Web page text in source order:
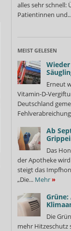
alles sehr schnell:
Patientinnen
MEIST GELESEN
Erneut
Vitamin-D-
Deutschland
Ab
Das
der Apotheke
steigt das
„Die... Mehr»
Die
mehr Hitzeschutz